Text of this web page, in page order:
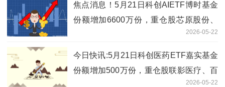
焦点消息！5月21日科创AIETF博时基金
份额增加6600万份，重仓股芯原股份、
2026-05-22
今日快讯:5月21日科创医药ETF嘉实基金
份额增加500万份，重仓股联影医疗、百
2026-05-22